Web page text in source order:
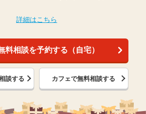
詳細はこちら
料相談を予約する（自宅）
談する カフェで無料相談する